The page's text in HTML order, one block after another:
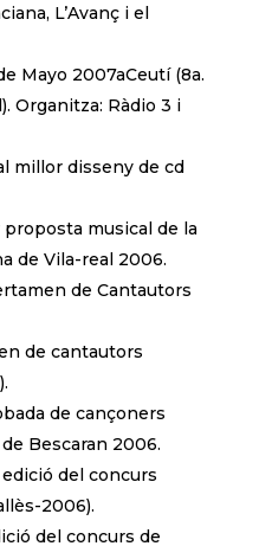
L’Avanç i el
Mayo 2007aCeutí (8a.
Organitza: Ràdio 3 i
millor disseny de cd
musical de la
de Vila-real 2006.
de Cantautors
de cantautors
de cançoners
Bescaran 2006.
del concurs
2006).
del concurs de